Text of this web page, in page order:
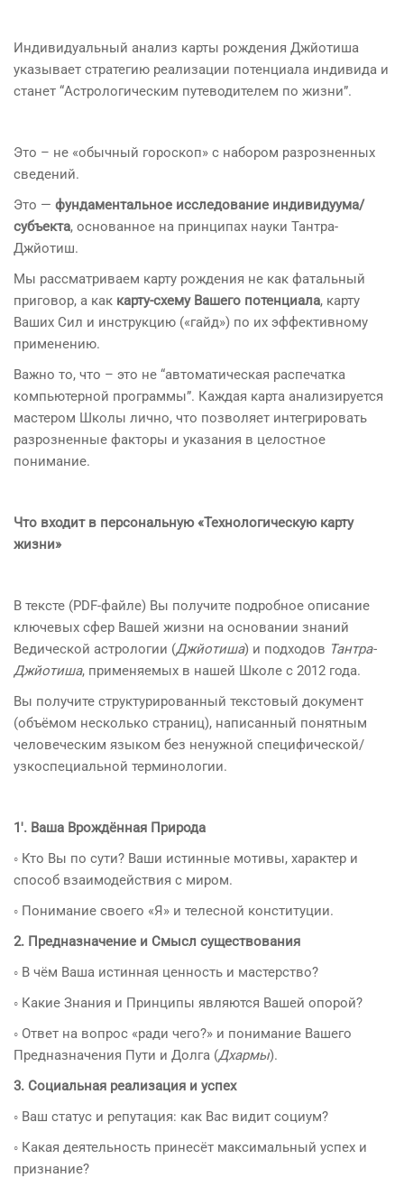
Индивидуальный анализ карты рождения Джйотиша
указывает стратегию реализации потенциала индивида и
станет “Астрологическим путеводителем по жизни”.
Это – не «обычный гороскоп» с набором разрозненных
сведений.
Это — фундаментальное исследование индивидуума/
субъекта, основанное на принципах науки Тантра-
Джйотиш.
Мы рассматриваем карту рождения не как фатальный
приговор, а как карту-схему Вашего потенциала, карту
Ваших Сил и инструкцию («гайд») по их эффективному
применению.
Важно то, что – это не “автоматическая распечатка
компьютерной программы”. Каждая карта анализируется
мастером Школы лично, что позволяет интегрировать
разрозненные факторы и указания в целостное
понимание.
Что входит в персональную «Технологическую карту
жизни»
В тексте (PDF-файле) Вы получите подробное описание
ключевых сфер Вашей жизни на основании знаний
Ведической астрологии (Джйотиша) и подходов Тантра-
Джйотиша, применяемых в нашей Школе с 2012 года.
Вы получите структурированный текстовый документ
(объёмом несколько страниц), написанный понятным
человеческим языком без ненужной специфической/
узкоспециальной терминологии.
1′. Ваша Врождённая Природа
◦ Кто Вы по сути? Ваши истинные мотивы, характер и
способ взаимодействия с миром.
◦ Понимание своего «Я» и телесной конституции.
2. Предназначение и Смысл существования
◦ В чём Ваша истинная ценность и мастерство?
◦ Какие Знания и Принципы являются Вашей опорой?
◦ Ответ на вопрос «ради чего?» и понимание Вашего
Предназначения Пути и Долга (Дхармы).
3. Социальная реализация и успех
◦ Ваш статус и репутация: как Вас видит социум?
◦ Какая деятельность принесёт максимальный успех и
признание?